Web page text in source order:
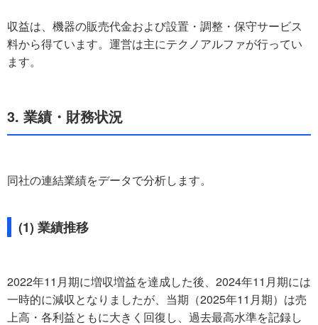
収益は、機器の販売代金および設置・調整・保守サービス
料から得ています。運営は主にテクノアルファが行ってい
ます。
3. 業績・財務状況
同社の連結業績をデータで分析します。
(1) 業績推移
2022年11月期に増収増益を達成した後、2024年11月期には
一時的に減収となりましたが、当期（2025年11月期）は売
上高・各利益ともに大きく回復し、過去最高水準を記録し